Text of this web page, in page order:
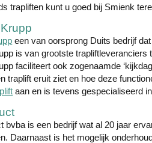
trapliften kunt u goed bij Smienk
een van oorsprong Duits bedrijf
is van grootste
faciliteert ook zogenaamde
traplift eruit ziet en hoe deze
aan en is tevens gespecialiseerd
bvba is een bedrijf wat al 20 jaar
Daarnaast is het mogelijk